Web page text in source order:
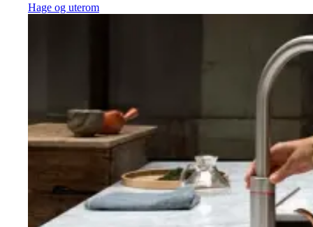
Hage og uterom